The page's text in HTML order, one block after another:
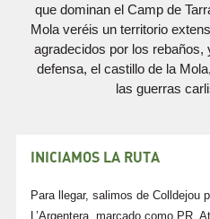
que dominan el Camp de
Mola veréis un territorio
agradecidos por los
defensa, el castillo de la
las guerras
INICIAMOS LA RUTA
Para llegar, salimos de Colldejou
L’Argentera, marcado como PR.